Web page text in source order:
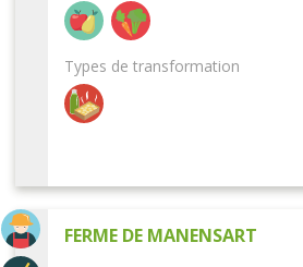
Types de transformation
FERME DE MANENSART